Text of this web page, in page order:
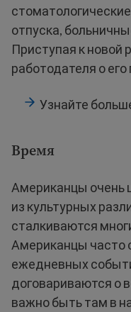
отпуска,
Приступая к новой
работодателя о его
Узнайте
Время
Американцы очень
из культурных
сталкиваются
Американцы часто
ежедневных
договариваются о
важно быть там в